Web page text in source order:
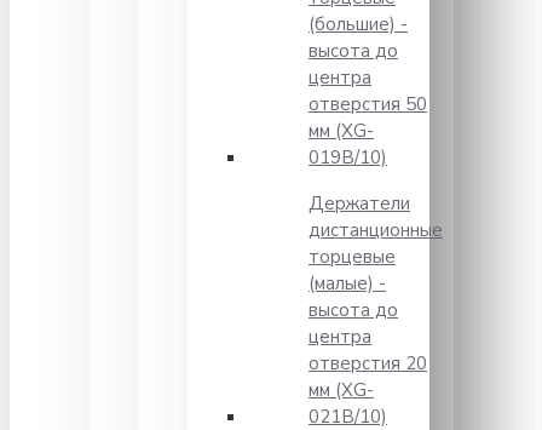
(большие) -
высота до
центра
отверстия 50
мм (XG-
019B/10)
Держатели
дистанционные
торцевые
(малые) -
высота до
центра
отверстия 20
мм (XG-
021B/10)